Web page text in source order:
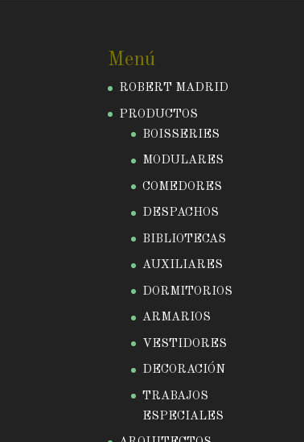
Menú
ROBERT MADRID
PRODUCTOS
BOISSERIES
MODULARES
COMEDORES
DESPACHOS
BIBLIOTECAS
AUXILIARES
DORMITORIOS
ARMARIOS
VESTIDORES
DECORACIÓN
TRABAJOS
ESPECIALES